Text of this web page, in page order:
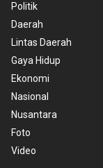
Politik
Daerah
Lintas Daerah
Gaya Hidup
Ekonomi
Nasional
Nusantara
Foto
Video